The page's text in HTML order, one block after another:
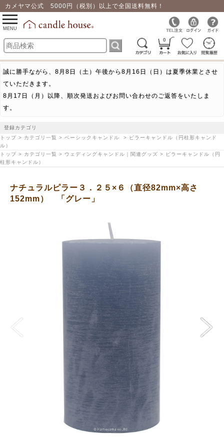
カメヤマ公式 5000円（税別）以上で全国送料無料！
0
toggle
navigation
MENU
誠に勝手ながら、8月8日（土）午後から8月16日（日）は夏季休業とさせ
ていただきます。
8月17日（月）以降、順次発送およびお問い合わせのご返答をいたしま
す。
登録カテゴリ
トップ > カテゴリ一覧 > ベーシックキャンドル > ピラーキャンドル（円柱形キャンド
ル）
トップ > カテゴリ一覧 > ウェディングキャンドル｜関連グッズ > ピラーキャンドル（円
柱形キャンドル）
ナチュラルピラー３．２５×６（直径82mm×高さ
152mm） 「グレー」